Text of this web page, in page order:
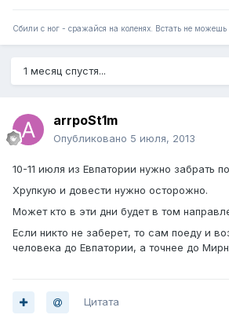
Сбили с ног - сражайся на коленях. Встать не
1 месяц спустя...
arrpoSt1m
Опубликовано 5 июля, 2013
10-11 июля из Евпатории нужно забрать
Хрупкую и довести нужно осторожно.
Может кто в эти дни будет в том
Если никто не заберет, то сам поеду и
человека до Евпатории, а точнее до
Цитата